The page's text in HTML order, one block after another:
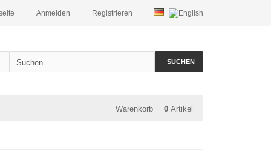
Registrieren
Anmelden
SUCHEN
Warenkorb 0 Artikel